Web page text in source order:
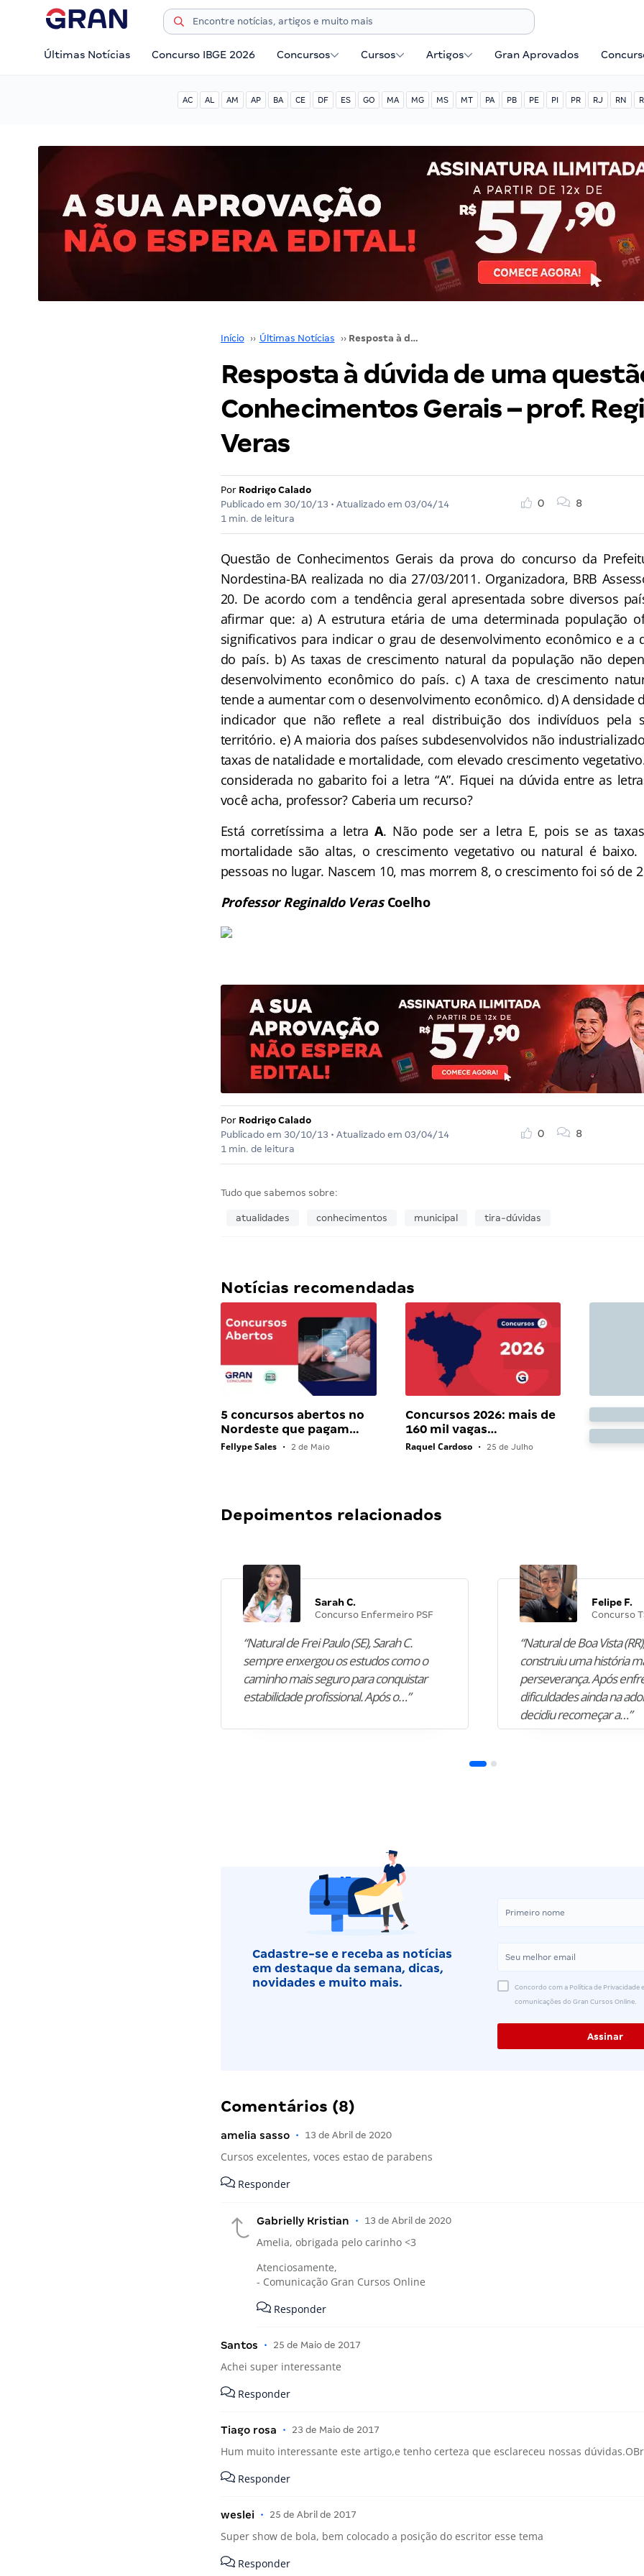
Últimas Notícias Concurso IBGE 2026 Concursos Cursos Artigos Gran Aprovados
AC AL AM AP BA CE DF ES GO MA MG MS MT PA PB PE PI PR RJ RN
Início ›› Últimas Notícias ›› Resposta à dúvida de uma questão de Conhecimentos Gerais – prof. Reginaldo Veras
Resposta à dúvida de uma
Conhecimentos Gerais – prof.
Veras
Por Rodrigo Calado
Publicado em 30/10/13 • Atualizado em 03/04/14
1 min. de leitura
0 8
Questão de Conhecimentos Gerais da prova do concurso da
Nordestina-BA realizada no dia 27/03/2011. Organizadora, BRB
20. De acordo com a tendência geral apresentada sobre diversos
afirmar que: a) A estrutura etária de uma determinada população
significativos para indicar o grau de desenvolvimento econômico e a
do país. b) As taxas de crescimento natural da população não
desenvolvimento econômico do país. c) A taxa de crescimento
tende a aumentar com o desenvolvimento econômico. d) A densidade
indicador que não reflete a real distribuição dos indivíduos pela
território. e) A maioria dos países subdesenvolvidos não
taxas de natalidade e mortalidade, com elevado crescimento
considerada no gabarito foi a letra “A”. Fiquei na dúvida entre as
você acha, professor? Caberia um recurso?
Está corretíssima a letraA. Não pode ser a letra E, pois se as
mortalidade são altas, o crescimento vegetativo ou natural é baixo.
pessoas no lugar. Nascem 10, mas morrem 8, o crescimento foi só de
Professor Reginaldo Veras Coelho
Por Rodrigo Calado
Publicado em 30/10/13 • Atualizado em 03/04/14
1 min. de leitura
0 8
Tudo que sabemos sobre:
atualidades conhecimentos municipal tira-dúvidas
Notícias recomendadas
5 concursos abertos no
Nordeste que pagam…
Fellype Sales • 2 de Maio
Concursos 2026: mais de
160 mil vagas…
Raquel Cardoso • 25 de Julho
Depoimentos relacionados
Sarah C.
Concurso Enfermeiro PSF
“Natural de Frei Paulo (SE), Sarah C.
sempre enxergou os estudos como o
caminho mais seguro para conquistar
estabilidade profissional. Após o…”
Felipe F.
Concurso
“Natural de Boa Vista
construiu uma história
perseverança. Após
dificuldades ainda na
decidiu recomeçar a…”
Cadastre-se e receba as notícias
em destaque da semana, dicas,
novidades e muito mais.
Concordo com a Política de Privacidade
comunicações do Gran Cursos Online.
Comentários (8)
amelia sasso • 13 de Abril de 2020
Cursos excelentes, voces estao de parabens
Responder
Gabrielly Kristian • 13 de Abril de 2020
Amelia, obrigada pelo carinho <3
Atenciosamente,
- Comunicação Gran Cursos Online
Responder
Santos • 25 de Maio de 2017
Achei super interessante
Responder
Tiago rosa • 23 de Maio de 2017
Hum muito interessante este artigo,e tenho certeza que esclareceu nossas
Responder
weslei • 25 de Abril de 2017
Super show de bola, bem colocado a posição do escritor esse tema
Responder